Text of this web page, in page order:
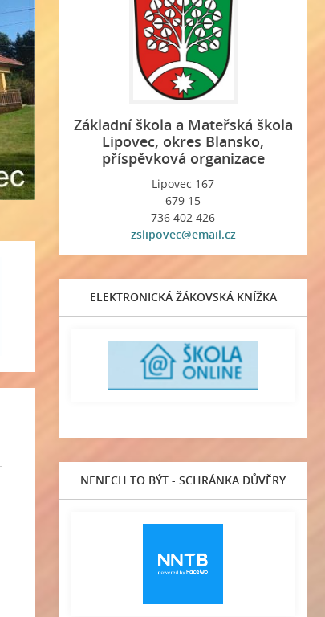
Základní škola a Mateřská škola
Lipovec, okres Blansko,
příspěvková organizace
Lipovec 167
679 15
736 402 426
zslipovec@email.cz
ELEKTRONICKÁ ŽÁKOVSKÁ KNÍŽKA
NENECH TO BÝT - SCHRÁNKA DŮVĚRY